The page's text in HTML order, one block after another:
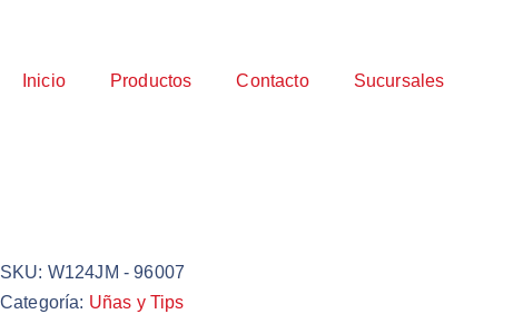
Inicio Productos Contacto Sucursales
SKU: W124JM - 96007
Categoría: Uñas y Tips